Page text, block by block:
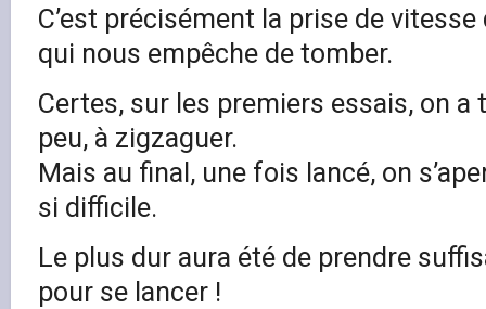
C’est précisément la prise de
qui nous empêche de tomber.
Certes, sur les premiers essais, on a
peu, à zigzaguer.
Mais au final, une fois lancé, on
si difficile.
Le plus dur aura été de prendre
pour se lancer !